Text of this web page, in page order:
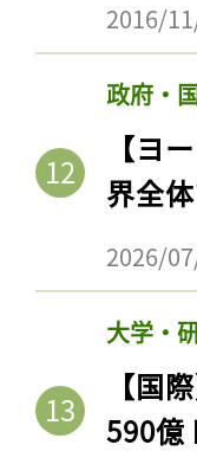
2016/
政府・
【ヨ
界全
2026/
大学・
【国
590億